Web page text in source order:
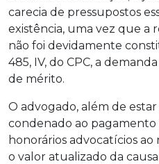
carecia de pressupostos
existência, uma vez que a
não foi devidamente
485, IV, do CPC, a
de mérito.
O advogado, além de
condenado ao pagamento
honorários advocatícios ao
o valor atualizado da causa.